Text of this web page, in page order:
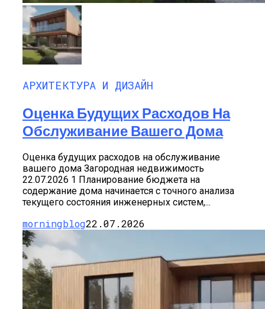
АРХИТЕКТУРА И ДИЗАЙН
Оценка Будущих Расходов На
Обслуживание Вашего Дома
Оценка будущих расходов на обслуживание
вашего дома Загородная недвижимость
22.07.2026 1 Планирование бюджета на
содержание дома начинается с точного анализа
текущего состояния инженерных систем,...
morningblog22.07.2026